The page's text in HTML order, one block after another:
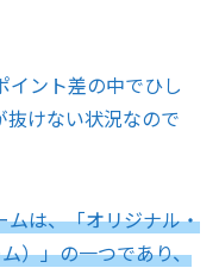
ント差の中でひし
けない状況なので
ムは、「オリジナル・
）」の一つであり、